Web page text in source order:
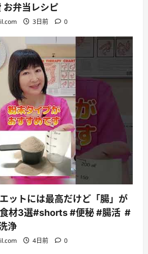
お弁当レシピ
3日前 0
ットには最高だけど「腸」が
材3選#shorts #便秘 #腸活 #
浄
4日前 0